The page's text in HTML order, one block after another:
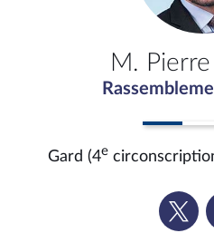
M.
Gard (4e
Voir
la